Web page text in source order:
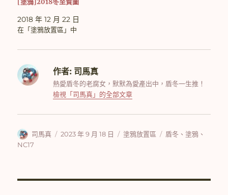
[塗鴉]2018冬至賀圖
2018 年 12 月 22 日
在「塗鴉放置區」中
作者: 司馬真
熱愛盾冬的老腐女，默默為愛產出中，盾冬一生推！
檢視「司馬真」的全部文章
作
者
司馬真
發
2023 年 9 月 18 日
分
塗鴉放置區
標
盾冬 、 塗鴉 、
NC17